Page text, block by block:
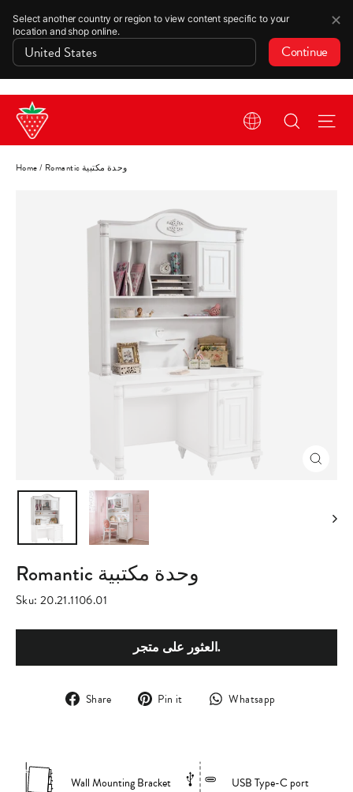
Skip
content
Select another country or region to view content specific to your
location and shop online.
Continue
✕
Search
Home/ Romantic وحدة مكتبية
Romantic وحدة مكتبية
Sku: 20.21.1106.01
العثور على متجر.
Share
Share Pin it
Pin
Whatsapp
Wall Mounting Bracket USB Type-C port